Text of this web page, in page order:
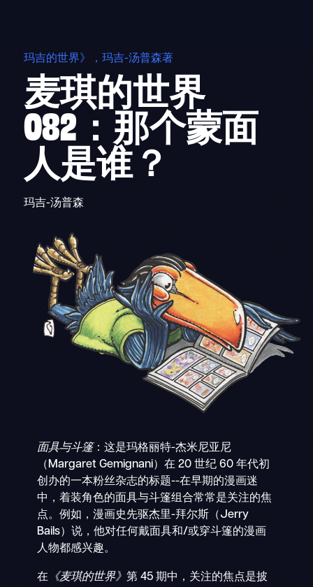
玛吉的世界》，玛吉-汤普森著
麦琪的世界
082：那个蒙面
人是谁？
玛吉-汤普森
面具与斗篷：这是玛格丽特-杰米尼亚尼
（Margaret Gemignani）在 20 世纪 60 年代初
创办的一本粉丝杂志的标题--在早期的漫画迷
中，着装角色的面具与斗篷组合常常是关注的焦
点。例如，漫画史先驱杰里-拜尔斯（Jerry
Bails）说，他对任何戴面具和/或穿斗篷的漫画
人物都感兴趣。
在 《麦琪的世界》 第 45 期中，关注的焦点是披